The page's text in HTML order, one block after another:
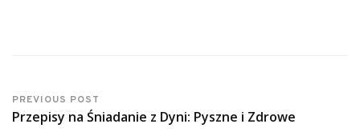
PREVIOUS POST
Przepisy na Śniadanie z Dyni: Pyszne i Zdrowe